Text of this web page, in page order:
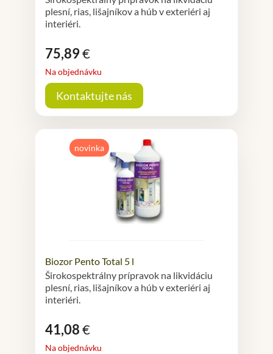
plesní, rias, lišajníkov a húb v exteriéri aj
interiéri.
75,89€
Na objednávku
Kontaktujte nás
novinka
Biozor Pento Total 5 l
Širokospektrálny prípravok na likvidáciu
plesní, rias, lišajníkov a húb v exteriéri aj
interiéri.
41,08€
Na objednávku